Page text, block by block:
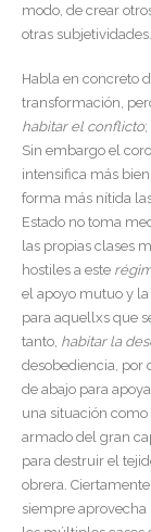
modo, de crear
otras subjetividades.
Habla en concreto
transformación,
habitar el conflicto;
Sin embargo el
intensifica más
forma más nítida
Estado no toma
las propias clases
hostiles a este
el apoyo mutuo y
para aquellxs que
tanto, habitar la
desobediencia, por
de abajo para
una situación
armado del gran
para destruir el
obrera.
siempre